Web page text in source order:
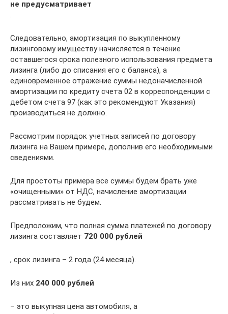
не предусматривает
Следовательно, амортизация по выкупленному
лизинговому имуществу начисляется в течение
оставшегося срока полезного использования предмета
лизинга (либо до списания его с баланса), а
единовременное отражение суммы недоначисленной
амортизации по кредиту счета 02 в корреспонденции с
дебетом счета 97 (как это рекомендуют Указания)
производиться не должно.
Рассмотрим порядок учетных записей по договору
лизинга на Вашем примере, дополнив его необходимыми
сведениями.
Для простоты примера все суммы будем брать уже
«очищенными» от НДС, начисление амортизации
рассматривать не будем.
Предположим, что полная сумма платежей по договору
лизинга составляет 720 000 рублей
, срок лизинга – 2 года (24 месяца).
Из них 240 000 рублей
– это выкупная цена автомобиля, а